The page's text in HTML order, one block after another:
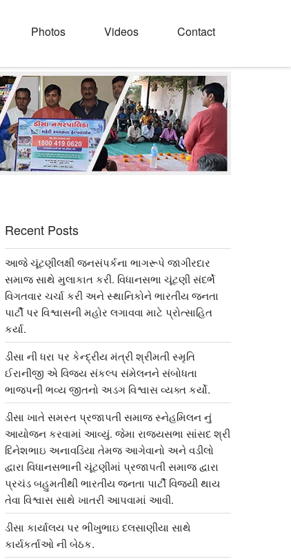
Photos Videos Contact
Recent Posts
આજે ચૂંટણીલક્ષી જનસંપર્કના ભાગરૂપે જાગીરદાર
સમાજ સાથે મુલાકાત કરી. વિધાનસભા ચૂંટણી સંદર્ભે
વિગતવાર ચર્ચા કરી અને સ્થાનિકોને ભારતીય જનતા
પાર્ટી પર વિશ્વાસની મહોર લગાવવા માટે પ્રોત્સાહિત
કર્યા.
ડીસા ની ધરા પર કેન્દ્રીય મંત્રી શ્રીમતી સ્મૃતિ
ઈરાનીજી એ વિજય સંકલ્પ સંમેલનને સંબોધતા
ભાજપની ભવ્ય જીતનો અડગ વિશ્વાસ વ્યક્ત કર્યો.
ડીસા ખાતે સમસ્ત પ્રજાપતી સમાજ સ્નેહમિલન નું
આયોજન કરવામાં આવ્યું. જેમા રાજ્યસભા સાંસદ શ્રી
દિનેશભાઇ અનાવડિયા તેમજ આગેવાનો અને વડીલો
દ્વારા વિધાનસભાની ચૂંટણીમાં પ્રજાપતી સમાજ દ્વારા
પ્રચંડ બહુમતીથી ભારતીય જનતા પાર્ટી વિજયી થાય
તેવા વિશ્વાસ સાથે ખાતરી આપવામાં આવી.
ડીસા કાર્યાલય પર ભીખુભાઇ દલસાણીયા સાથે
કાર્યકર્તાઓ ની બેઠક.